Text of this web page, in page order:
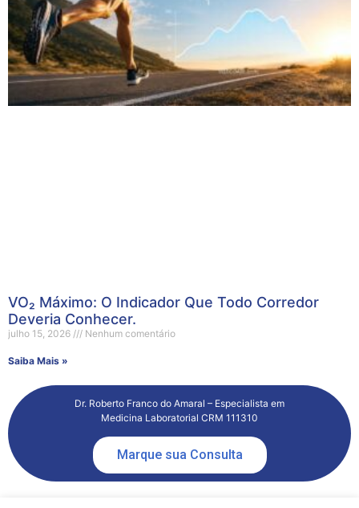
VO₂ Máximo: O Indicador Que Todo Corredor
Deveria Conhecer.
julho 15, 2026 Nenhum comentário
Saiba Mais »
Dr. Roberto Franco do Amaral – Especialista em
Medicina Laboratorial CRM 111310
Marque sua Consulta